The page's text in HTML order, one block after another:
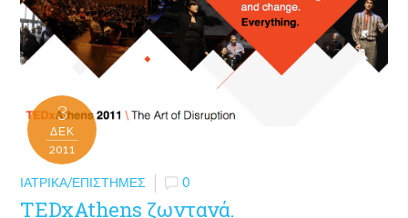
3
ΔΕΚ
2011
ΙΑΤΡΙΚΆ/ΕΠΙΣΤΉΜΕΣ 0
TEDxAthens ζωντανά.